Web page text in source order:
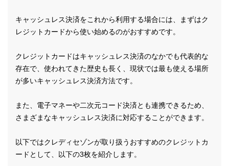
キャッシュレス決済をこれから利用する場合には、まずはク
レジットカードから使い始めるのがおすすめです。
クレジットカードはキャッシュレス決済のなかでも代表的な
存在で、使われてきた歴史も長く、現状では最も使える場所
が多いキャッシュレス決済方法です。
また、電子マネーや二次元コード決済とも連携できるため、
さまざまなキャッシュレス決済に対応することができます。
以下ではクレディセゾンが取り扱うおすすめのクレジットカ
ードとして、以下の3枚を紹介します。